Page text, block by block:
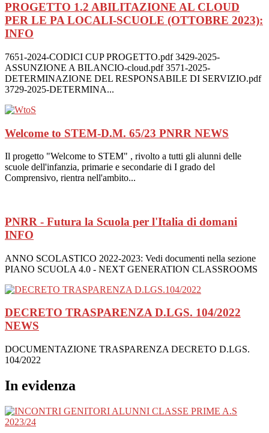
PROGETTO 1.2 ABILITAZIONE AL CLOUD
PER LE PA LOCALI-SCUOLE (OTTOBRE 2023):
INFO
7651-2024-CODICI CUP PROGETTO.pdf 3429-2025-
ASSUNZIONE A BILANCIO-cloud.pdf 3571-2025-
DETERMINAZIONE DEL RESPONSABILE DI SERVIZIO.pdf
3729-2025-DETERMINA...
Welcome to STEM-D.M. 65/23 PNRR NEWS
Il progetto "Welcome to STEM" , rivolto a tutti gli alunni delle
scuole dell'infanzia, primarie e secondarie di I grado del
Comprensivo, rientra nell'ambito...
PNRR - Futura la Scuola per l'Italia di domani
INFO
ANNO SCOLASTICO 2022-2023: Vedi documenti nella sezione
PIANO SCUOLA 4.0 - NEXT GENERATION CLASSROOMS
DECRETO TRASPARENZA D.LGS. 104/2022
NEWS
DOCUMENTAZIONE TRASPARENZA DECRETO D.LGS.
104/2022
In evidenza